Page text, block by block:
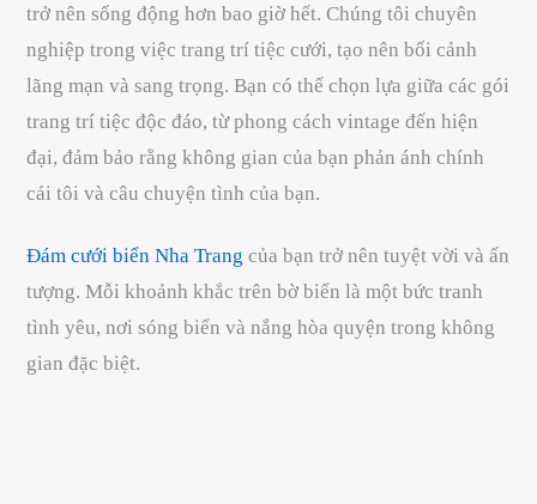
trở nên sống động hơn bao giờ hết. Chúng tôi chuyên
nghiệp trong việc trang trí tiệc cưới, tạo nên bối cảnh
lãng mạn và sang trọng. Bạn có thể chọn lựa giữa các gói
trang trí tiệc độc đáo, từ phong cách vintage đến hiện
đại, đảm bảo rằng không gian của bạn phản ánh chính
cái tôi và câu chuyện tình của bạn.
Đám cưới biển Nha Trang của bạn trở nên tuyệt vời và ấn
tượng. Mỗi khoảnh khắc trên bờ biển là một bức tranh
tình yêu, nơi sóng biển và nắng hòa quyện trong không
gian đặc biệt.